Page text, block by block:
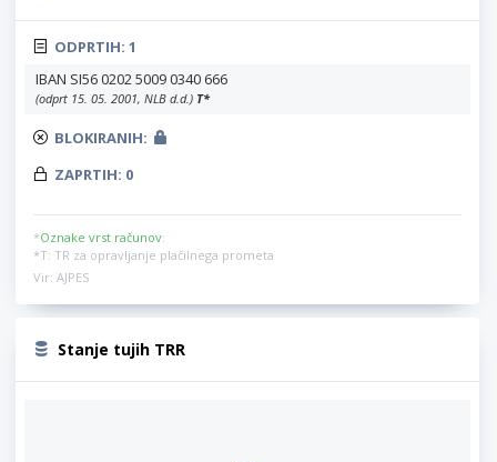
ODPRTIH: 1
IBAN SI56 0202 5009 0340 666
(odprt 15. 05. 2001, NLB d.d.) T*
BLOKIRANIH:
ZAPRTIH: 0
*Oznake vrst računov:
*T: TR za opravljanje plačilnega prometa
Vir: AJPES
Stanje tujih TRR